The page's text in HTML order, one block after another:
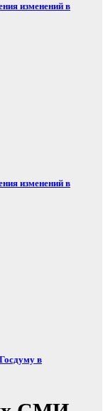
изменений в
изменений в
в